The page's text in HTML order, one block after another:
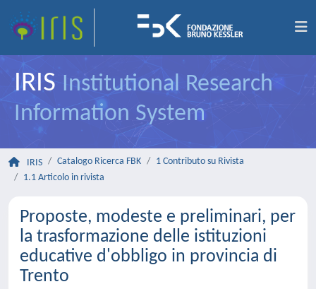
IRIS Institutional Research
Information System
IRIS Catalogo Ricerca FBK
1 Contributo su Rivista
1.1 Articolo in rivista
Proposte, modeste e preliminari, per
la trasformazione delle istituzioni
educative d'obbligo in provincia di
Trento